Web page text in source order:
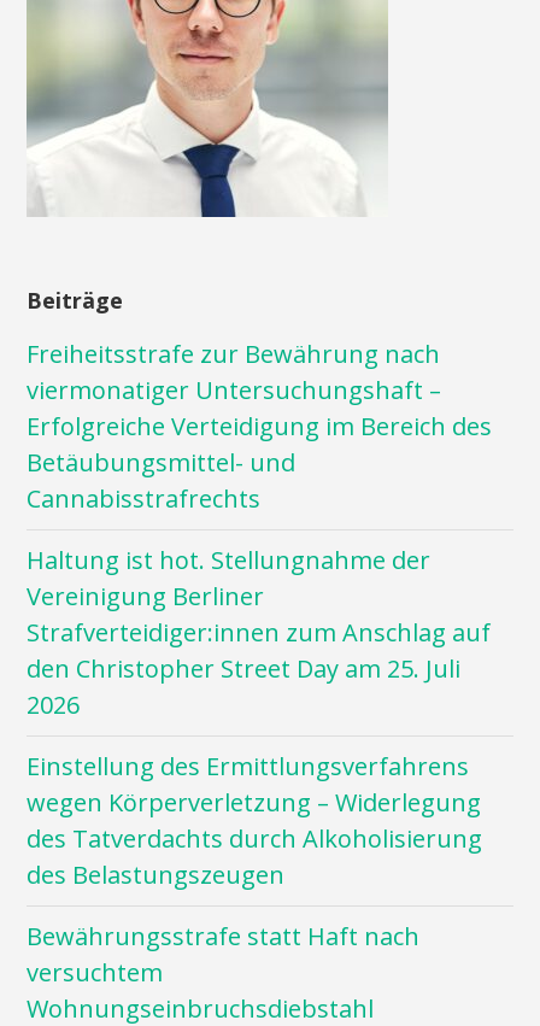
Beiträge
Freiheitsstrafe zur Bewährung nach
viermonatiger Untersuchungshaft –
Erfolgreiche Verteidigung im Bereich des
Betäubungsmittel- und
Cannabisstrafrechts
Haltung ist hot. Stellungnahme der
Vereinigung Berliner
Strafverteidiger:innen zum Anschlag auf
den Christopher Street Day am 25. Juli
2026
Einstellung des Ermittlungsverfahrens
wegen Körperverletzung – Widerlegung
des Tatverdachts durch Alkoholisierung
des Belastungszeugen
Bewährungsstrafe statt Haft nach
versuchtem
Wohnungseinbruchsdiebstahl